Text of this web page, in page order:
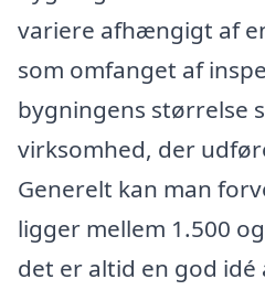
variere afhængigt af
som omfanget af
bygningens størrelse
virksomhed, der
Generelt kan man
ligger mellem 1.500
det er altid en god